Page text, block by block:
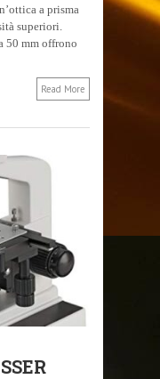
a prisma
superiori.
50 mm offrono
Read More